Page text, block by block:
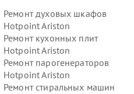
Ремонт духовых шкафов
Hotpoint Ariston
Ремонт кухонных плит
Hotpoint Ariston
Ремонт парогенераторов
Hotpoint Ariston
Ремонт стиральных машин